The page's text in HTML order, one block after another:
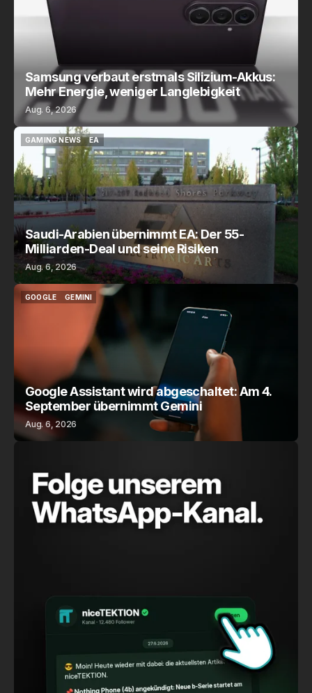
Samsung verbaut erstmals Silizium-Akkus:
Mehr Energie, weniger Langlebigkeit
Aug. 6, 2026
GAMING NEWS
GAMING NEWS
EA
EA
Saudi-Arabien übernimmt EA: Der 55-
Milliarden-Deal und seine Risiken
Aug. 6, 2026
GOOGLE
GEMINI
Google Assistant wird abgeschaltet: Am 4.
September übernimmt Gemini
Aug. 6, 2026